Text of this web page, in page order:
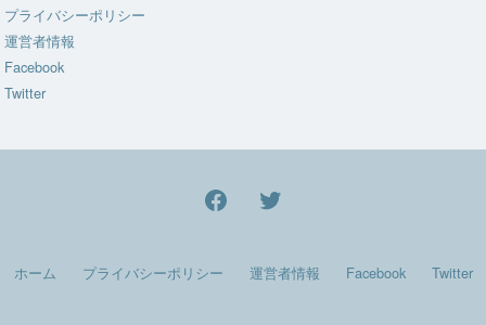
プライバシーポリシー
運営者情報
Facebook
Twitter
facebook
ホーム プライバシーポリシー 運営者情報 Facebook Twitter